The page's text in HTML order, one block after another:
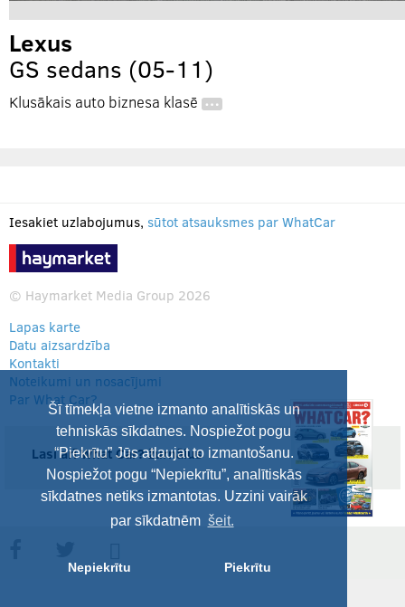
Šī tīmekļa vietne izmanto analītiskās un
tehniskās sīkdatnes. Nospiežot pogu
“Piekrītu” Jūs atļaujat to izmantošanu.
Nospiežot pogu “Nepiekrītu”, analītiskās
sīkdatnes netiks izmantotas. Uzzini vairāk
par sīkdatnēm šeit.
Nepiekrītu Piekrītu
Lexus
GS sedans (05-11)
Klusākais auto biznesa klasē …
Iesakiet uzlabojumus, sūtot atsauksmes par WhatCar
© Haymarket Media Group 2026
Lapas karte
Datu aizsardzība
Kontakti
Noteikumi un nosacījumi
Par What Car?
Lasi arī What Car? žurnālus